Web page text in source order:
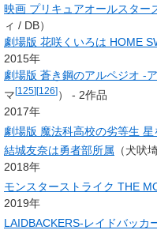
映画 プリキュアオールスター
ィ / DB）
劇場版 花咲くいろは HOME
2015年
劇場版 蒼き鋼のアルペジオ -
マ[125][126] ） - 2作品
2017年
劇場版 魔法科高校の劣等生
結城友奈は勇者部所属 （犬吠
2018年
モンスターストライク THE
2019年
LAIDBACKERS-レイドバッカ